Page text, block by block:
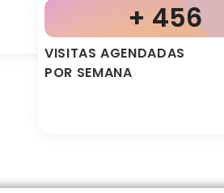
+ 456
VISITAS AGENDADAS
POR SEMANA